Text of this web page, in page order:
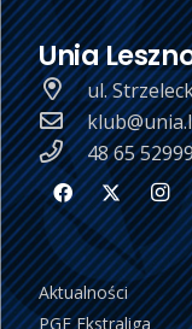
Unia
ul.
48 65
Aktualności
PGE Ekstraliga